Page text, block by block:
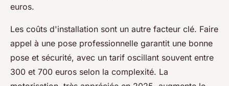
euros.
Les coûts d'installation sont un autre facteur clé. Faire
appel à une pose professionnelle garantit une bonne
pose et sécurité, avec un tarif oscillant souvent entre
300 et 700 euros selon la complexité. La